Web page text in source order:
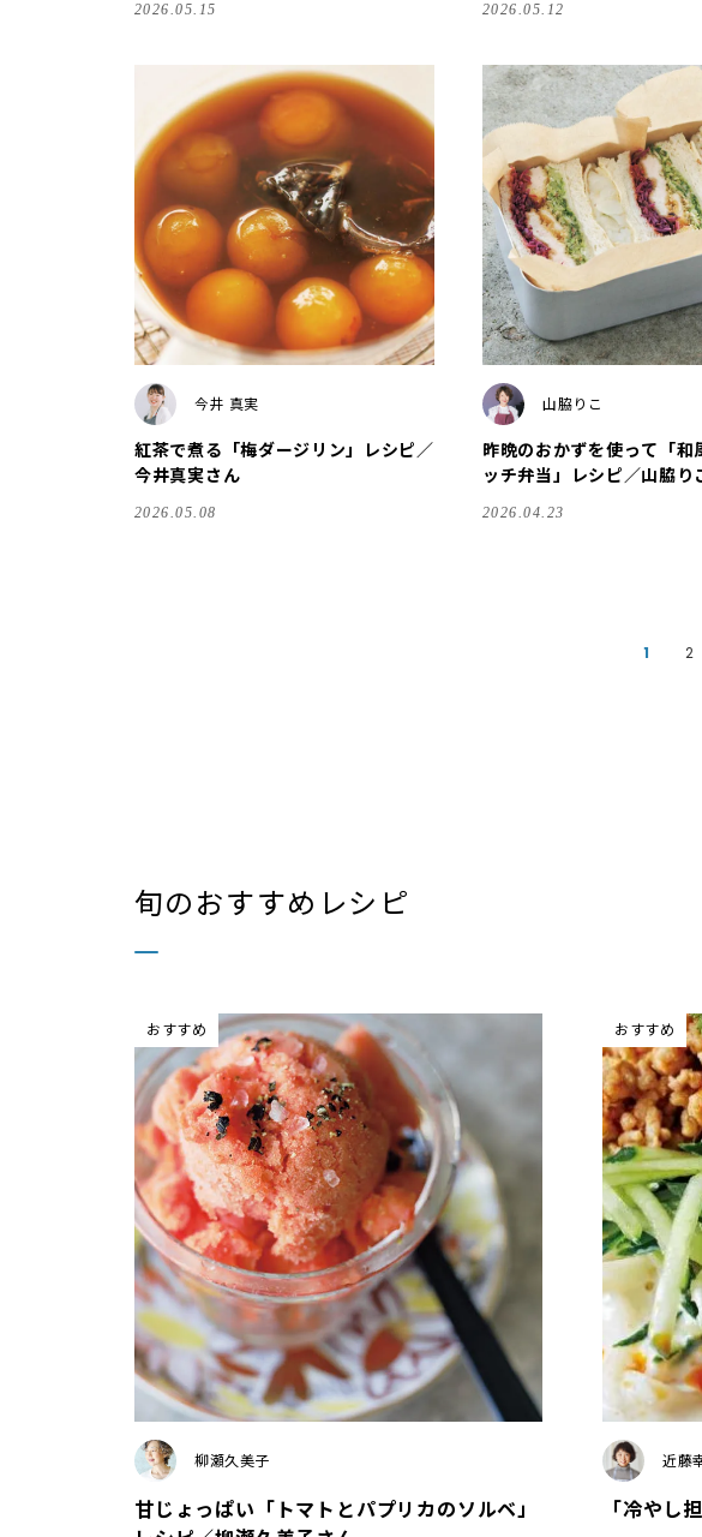
2026.05.15 2026.05.12
今井 真実
紅茶で煮る「梅ダージリン」レシピ／
今井真実さん
2026.05.08
山脇りこ
昨晩のおかずを使って「和
ッチ弁当」レシピ／山脇り
2026.04.23
1 2
旬のおすすめレシピ
おすすめ
柳瀬久美子
甘じょっぱい「トマトとパプリカのソルベ」
おすすめ
近藤
「冷やし